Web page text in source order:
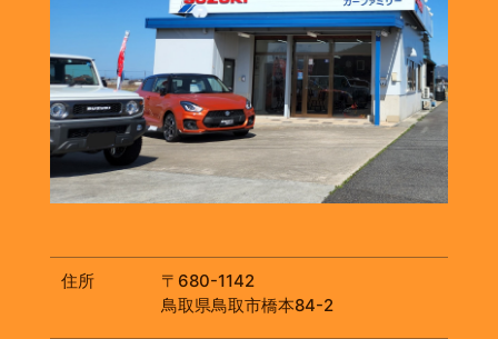
住所
〒680-1142
鳥取県鳥取市橋本84-2